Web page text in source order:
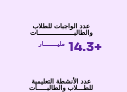
عدد الواجبات للطلاب
والطالبــــــــــــــــــات
+14.3 مليـــــــار
عدد الأنشطة التعليمية
للطـــلاب والطالبـــــات